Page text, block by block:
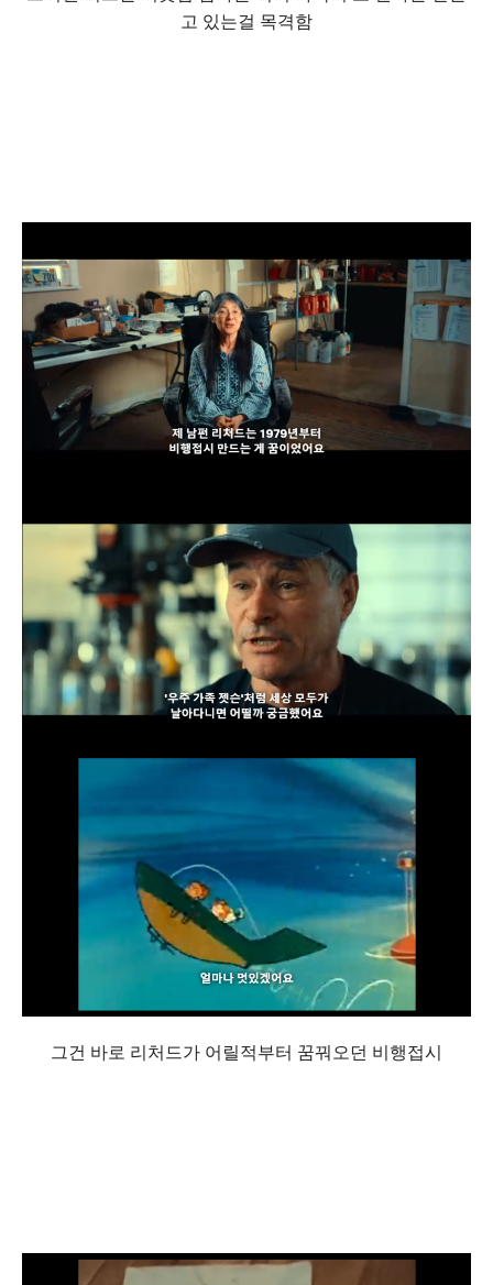
고 있는걸 목격함
그건 바로 리처드가 어릴적부터 꿈꿔오던 비행접시